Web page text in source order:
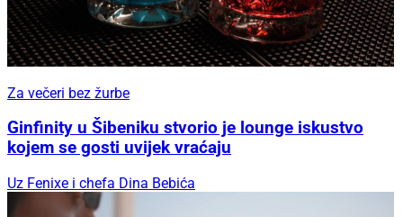
Za večeri bez žurbe
Ginfinity u Šibeniku stvorio je lounge iskustvo
kojem se gosti uvijek vraćaju
Uz Fenixe i chefa Dina Bebića